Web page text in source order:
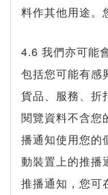
料作其他用途。
4.6 我們亦可能
包括您可能有感
貨品、服務、折
閱覽資料不含您
播通知使用您的
動裝置上的推播
推播通知，您可